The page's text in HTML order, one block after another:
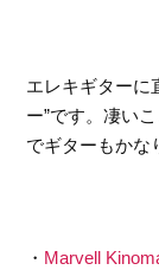
エレキギターに
ー”です。凄い
でギターもかな
・ Marvell